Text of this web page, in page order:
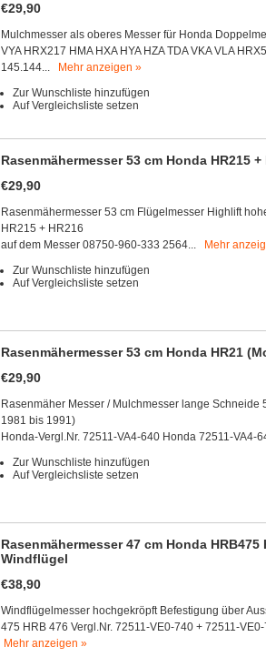
€29,90
Mulchmesser als oberes Messer für Honda
VYA HRX217 HMA HXA HYA HZA TDA VKA VLA
145.144...
Mehr anzeigen »
Zur Wunschliste hinzufügen
Auf Vergleichsliste setzen
Rasenmähermesser 53 cm Honda HR215
€29,90
Rasenmähermesser 53 cm Flügelmesser Highlift
HR215 + HR216
auf dem Messer 08750-960-333 2564...
Mehr
Zur Wunschliste hinzufügen
Auf Vergleichsliste setzen
Rasenmähermesser 53 cm Honda HR21
€29,90
Rasenmäher Messer / Mulchmesser lange
1981 bis 1991)
Honda-Vergl.Nr. 72511-VA4-640 Honda 72511-VA4-
Zur Wunschliste hinzufügen
Auf Vergleichsliste setzen
Rasenmähermesser 47 cm Honda
Windflügel
€38,90
Windflügelmesser hochgekröpft Befestigung über
475 HRB 476 Vergl.Nr. 72511-VE0-740 + 72511-
Mehr anzeigen »